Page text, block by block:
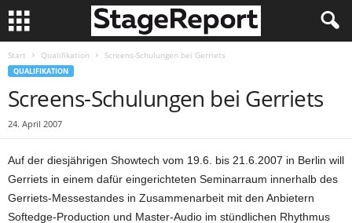
Start Qualifikation Screens-Schulungen bei Gerriets
QUALIFIKATION
Screens-Schulungen bei Gerriets
24. April 2007
Auf der diesjährigen Showtech vom 19.6. bis 21.6.2007 in Berlin will
Gerriets in einem dafür eingerichteten Seminarraum innerhalb des
Gerriets-Messestandes in Zusammenarbeit mit den Anbietern
Softedge-Production und Master-Audio im stündlichen Rhythmus